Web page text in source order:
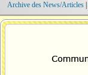
Archive des News/Articles|